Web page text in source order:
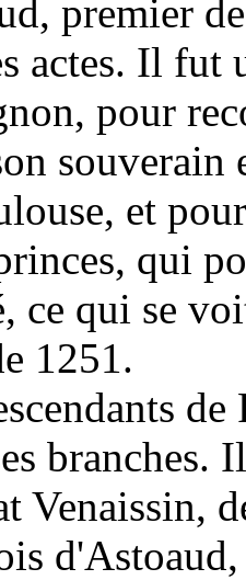
premier
actes. Il fut
pour
souverain
et
qui
ce qui se
1251.
branches.
Venaissin,